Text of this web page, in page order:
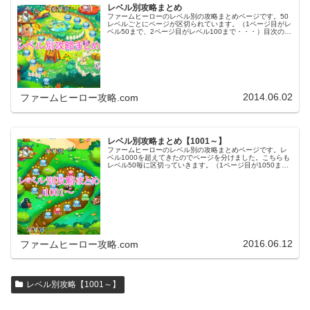
レベル別攻略まとめ
ファームヒーローのレベル別の攻略まとめページです。50
レベルごとにページが区切られています。（1ページ目がレ
ベル50まで、2ページ目がレベル100まで・・・）目次のリ
ファームヒーロー攻略.com 2014.06.02
レベル別攻略まとめ【1001～】
ファームヒーローのレベル別の攻略まとめページです。レ
ベル1000を超えてきたのでページを分けました。こちらも
レベル50毎に区切っていきます。（1ページ目が1050ま
ファームヒーロー攻略.com 2016.06.12
レベル別攻略【1001～】